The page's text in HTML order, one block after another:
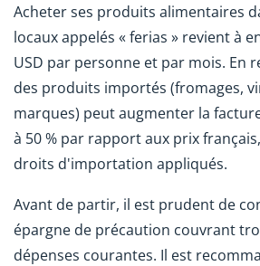
Acheter ses produits alimentaires
locaux appelés « ferias » revient à
USD par personne et par mois. En
des produits importés (fromages,
marques) peut augmenter la
à 50 % par rapport aux prix
droits d'importation appliqués.
Avant de partir, il est prudent de
épargne de précaution couvrant
dépenses courantes. Il est